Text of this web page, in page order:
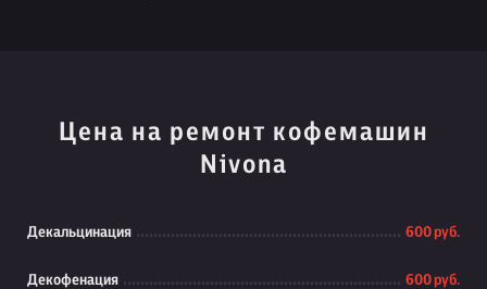
Цена на ремонт кофемашин
Nivona
Декальцинация 600 руб.
Декофенация 600 руб.